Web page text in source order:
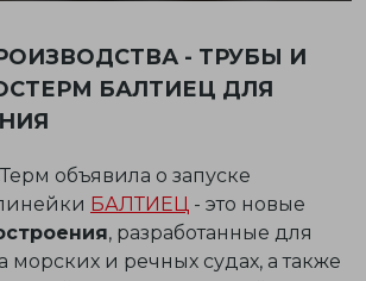
- ТРУБЫ И
БАЛТИЕЦ ДЛЯ
объявила о запуске
БАЛТИЕЦ - это новые
, разработанные для
и речных судах, а также